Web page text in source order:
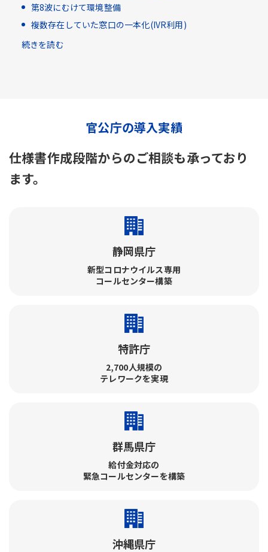
第8波にむけて環境整備
複数存在していた窓口の一本化(IVR利用)​
続きを読む
官公庁の導入実績
仕様書作成段階からのご相談も承っており
ます。
静岡県庁
新型コロナウイルス専用
コールセンター構築
特許庁
2,700人規模の
テレワークを実現
群馬県庁
給付金対応の
緊急コールセンターを構築
沖縄県庁